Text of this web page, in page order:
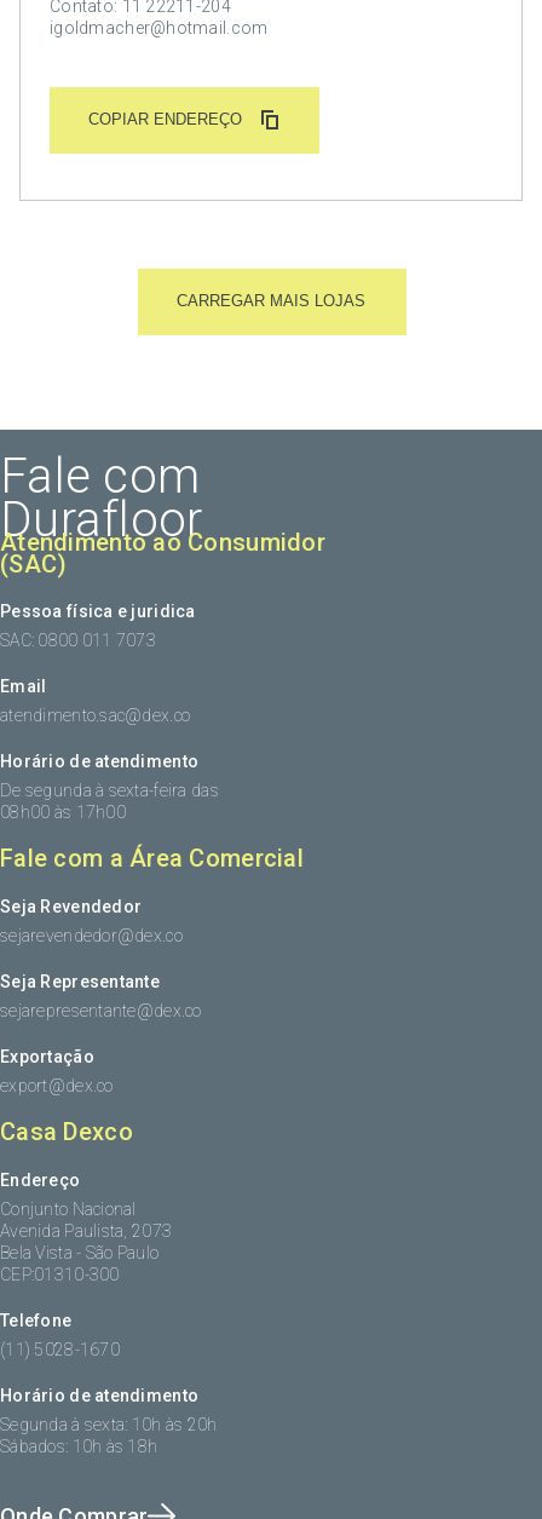
Contato: 11 22211-204
igoldmacher@hotmail.com
COPIAR ENDEREÇO
CARREGAR MAIS LOJAS
Fale com
Durafloor
Atendimento ao Consumidor
(SAC)
Pessoa física e juridica
SAC: 0800 011 7073
Email
atendimento.sac@dex.co
Horário de atendimento
De segunda à sexta-feira das
08h00 às 17h00
Fale com a Área Comercial
Seja Revendedor
sejarevendedor@dex.co
Seja Representante
sejarepresentante@dex.co
Exportação
export@dex.co
Casa Dexco
Endereço
Conjunto Nacional
Avenida Paulista, 2073
Bela Vista - São Paulo
CEP:01310-300
Telefone
(11) 5028-1670
Horário de atendimento
Segunda à sexta: 10h às 20h
Sábados: 10h às 18h